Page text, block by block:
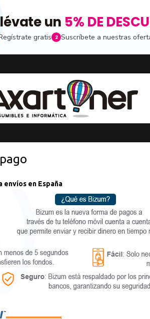
un 5% DE
gratis 2 Suscríbete a nuestras
la informacion
una visión completa de dónde está
nuestras promociones y ofertas
noticias
para
a descuentos exclusivos y ofertas
e informática.
envíos en España